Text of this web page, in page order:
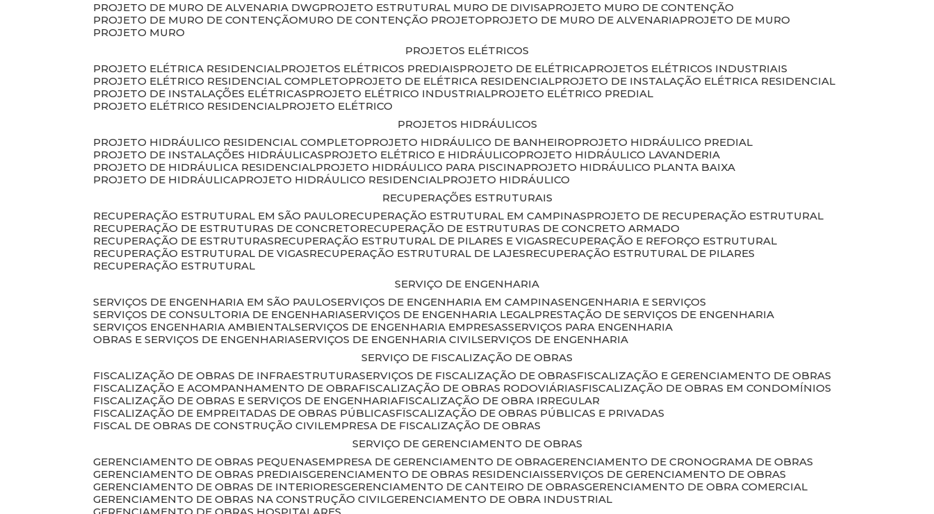
PROJETO DE MURO DE ALVENARIA DWG
PROJETO ESTRUTURAL MURO DE DIVISA
PROJETO MURO DE CONTENÇÃO
PROJETO DE MURO DE CONTENÇÃO
MURO DE CONTENÇÃO PROJETO PROJETO DE MURO DE ALVENARIA
PROJETO DE MURO
PROJETO MURO
PROJETOS ELÉTRICOS
PROJETO ELÉTRICA RESIDENCIAL
PROJETOS ELÉTRICOS PREDIAIS PROJETO DE ELÉTRICA
PROJETOS ELÉTRICOS INDUSTRIAIS
PROJETO ELÉTRICO RESIDENCIAL COMPLETO
PROJETO DE ELÉTRICA RESIDENCIAL
PROJETO DE INSTALAÇÃO ELÉTRICA RESIDENCIAL
PROJETO DE INSTALAÇÕES ELÉTRICAS
PROJETO ELÉTRICO INDUSTRIAL
PROJETO ELÉTRICO PREDIAL
PROJETO ELÉTRICO RESIDENCIAL
PROJETO ELÉTRICO
PROJETOS HIDRÁULICOS
PROJETO HIDRÁULICO RESIDENCIAL COMPLETO
PROJETO HIDRÁULICO DE BANHEIRO
PROJETO HIDRÁULICO PREDIAL
PROJETO DE INSTALAÇÕES HIDRÁULICAS
PROJETO ELÉTRICO E HIDRÁULICO
PROJETO HIDRÁULICO LAVANDERIA
PROJETO DE HIDRÁULICA RESIDENCIAL
PROJETO HIDRÁULICO PARA PISCINA
PROJETO HIDRÁULICO PLANTA BAIXA
PROJETO DE HIDRÁULICA
PROJETO HIDRÁULICO RESIDENCIAL
PROJETO HIDRÁULICO
RECUPERAÇÕES ESTRUTURAIS
RECUPERAÇÃO ESTRUTURAL EM SÃO PAULO
RECUPERAÇÃO ESTRUTURAL EM CAMPINAS
PROJETO DE RECUPERAÇÃO ESTRUTURAL
RECUPERAÇÃO DE ESTRUTURAS DE CONCRETO
RECUPERAÇÃO DE ESTRUTURAS DE CONCRETO ARMADO
RECUPERAÇÃO DE ESTRUTURAS
RECUPERAÇÃO ESTRUTURAL DE PILARES E VIGAS
RECUPERAÇÃO E REFORÇO ESTRUTURAL
RECUPERAÇÃO ESTRUTURAL DE VIGAS
RECUPERAÇÃO ESTRUTURAL DE LAJES
RECUPERAÇÃO ESTRUTURAL DE PILARES
RECUPERAÇÃO ESTRUTURAL
SERVIÇO DE ENGENHARIA
SERVIÇOS DE ENGENHARIA EM SÃO PAULO SERVIÇOS DE ENGENHARIA EM CAMPINAS
ENGENHARIA E SERVIÇOS
SERVIÇOS DE CONSULTORIA DE ENGENHARIA SERVIÇOS DE ENGENHARIA LEGAL
PRESTAÇÃO DE SERVIÇOS DE ENGENHARIA
SERVIÇOS ENGENHARIA AMBIENTAL SERVIÇOS DE ENGENHARIA EMPRESAS SERVIÇOS PARA ENGENHARIA
OBRAS E SERVIÇOS DE ENGENHARIA SERVIÇOS DE ENGENHARIA CIVIL SERVIÇOS DE ENGENHARIA
SERVIÇO DE FISCALIZAÇÃO DE OBRAS
FISCALIZAÇÃO DE OBRAS DE INFRAESTRUTURA SERVIÇOS DE FISCALIZAÇÃO DE OBRAS
FISCALIZAÇÃO E GERENCIAMENTO DE OBRAS
FISCALIZAÇÃO E ACOMPANHAMENTO DE OBRA FISCALIZAÇÃO DE OBRAS RODOVIÁRIAS
FISCALIZAÇÃO DE OBRAS EM CONDOMÍNIOS
FISCALIZAÇÃO DE OBRAS E SERVIÇOS DE ENGENHARIA FISCALIZAÇÃO DE OBRA IRREGULAR
FISCALIZAÇÃO DE EMPREITADAS DE OBRAS PÚBLICAS
FISCALIZAÇÃO DE OBRAS PÚBLICAS E PRIVADAS
FISCAL DE OBRAS DE CONSTRUÇÃO CIVIL EMPRESA DE FISCALIZAÇÃO DE OBRAS
SERVIÇO DE GERENCIAMENTO DE OBRAS
GERENCIAMENTO DE OBRAS PEQUENAS
EMPRESA DE GERENCIAMENTO DE OBRA
GERENCIAMENTO DE CRONOGRAMA DE OBRAS
GERENCIAMENTO DE OBRAS PREDIAIS
GERENCIAMENTO DE OBRAS RESIDENCIAIS SERVIÇOS DE GERENCIAMENTO DE OBRAS
GERENCIAMENTO DE OBRAS DE INTERIORES
GERENCIAMENTO DE CANTEIRO DE OBRAS
GERENCIAMENTO DE OBRA COMERCIAL
GERENCIAMENTO DE OBRAS NA CONSTRUÇÃO CIVIL
GERENCIAMENTO DE OBRA INDUSTRIAL